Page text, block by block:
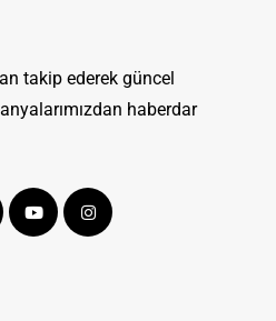
takip ederek güncel
haberdar